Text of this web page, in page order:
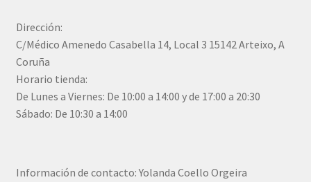
Dirección:
C/Médico Amenedo Casabella 14, Local 3 15142 Arteixo, A
Coruña
Horario tienda:
De Lunes a Viernes: De 10:00 a 14:00 y de 17:00 a 20:30
Sábado: De 10:30 a 14:00
Información de contacto: Yolanda Coello Orgeira